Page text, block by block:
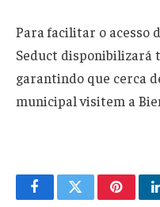
Para facilitar o acesso
Seduct disponibilizará
garantindo que cerca
municipal visitem a
FacebookTwitter